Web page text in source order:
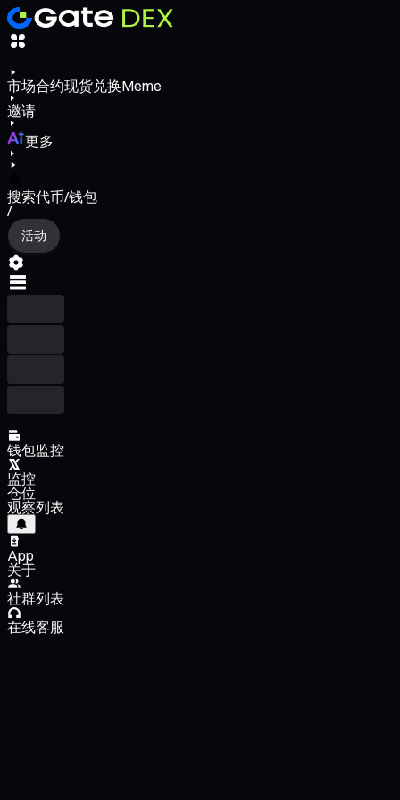
市场合约现货兑换Meme
邀请
更多
搜索代币/钱包
/
活动
钱包监控
监控
仓位
观察列表
App
关于
社群列表
在线客服